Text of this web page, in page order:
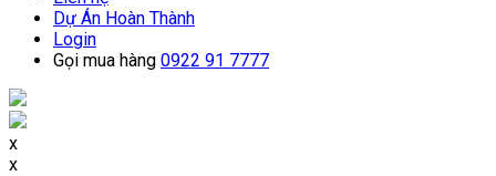
Dự Án Hoàn Thành
Login
Gọi mua hàng 0922 91 7777
x
x